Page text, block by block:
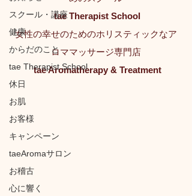
スクール・講座
健康
からだのこと
tae Therapist School
休日
お肌
お客様
キャンペーン
taeAromaサロン
お稽古
心に響く
tae Therapist School
女性の幸せのためのホリスティックなア
ロママッサージ専門店
tae Aromatherapy & Treatment